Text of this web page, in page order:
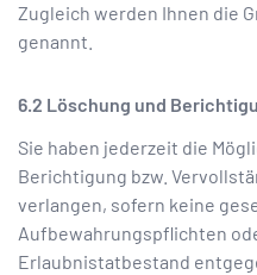
Zugleich werden Ihnen die
genannt.
Löschung und
Sie haben jederzeit die
Berichtigung bzw.
verlangen, sofern keine
Aufbewahrungspflichten
Erlaubnistatbestand